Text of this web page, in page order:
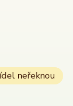
neřeknou